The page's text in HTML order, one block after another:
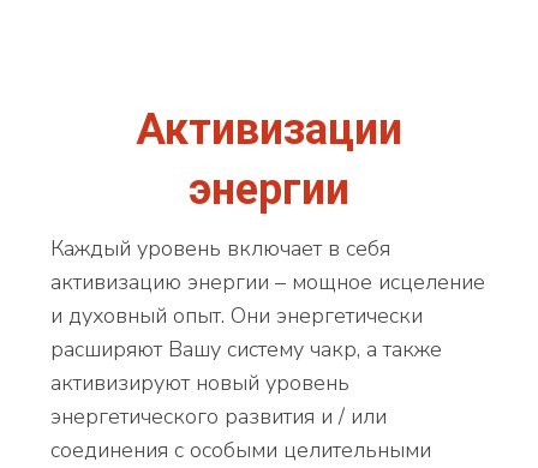
Активизации
энергии
Каждый уровень включает в себя
активизацию энергии – мощное исцеление
и духовный опыт. Они энергетически
расширяют Вашу систему чакр, а также
активизируют новый уровень
энергетического развития и / или
соединения с особыми целительными